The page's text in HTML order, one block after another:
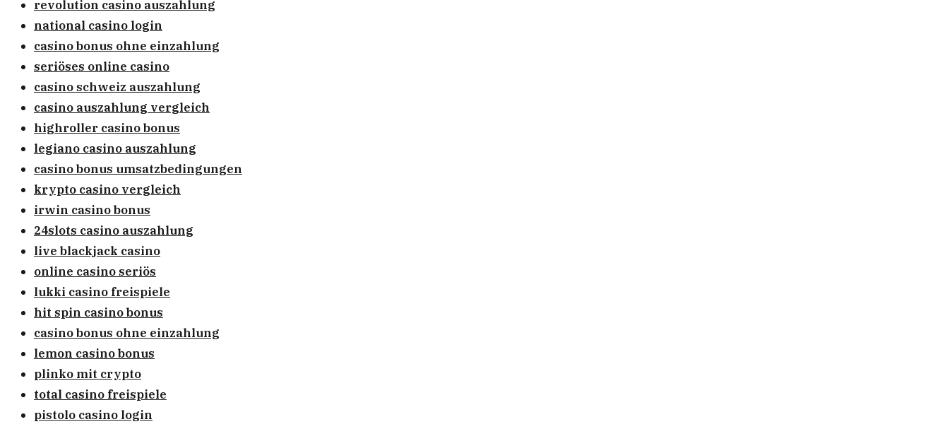
revolution casino auszahlung
national casino login
casino bonus ohne einzahlung
seriöses online casino
casino schweiz auszahlung
casino auszahlung vergleich
highroller casino bonus
legiano casino auszahlung
casino bonus umsatzbedingungen
krypto casino vergleich
irwin casino bonus
24slots casino auszahlung
live blackjack casino
online casino seriös
lukki casino freispiele
hit spin casino bonus
casino bonus ohne einzahlung
lemon casino bonus
plinko mit crypto
total casino freispiele
pistolo casino login